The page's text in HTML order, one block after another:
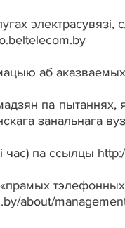
электрасувязі,
аб
па пытаннях,
занальнага
час) па ссылцы
тэлефонных
about/